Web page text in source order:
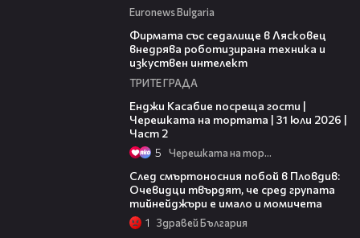
Euronews Bulgaria
Фирмата със седалище в Лясковец
внедрява роботизирана техника и
изкуствен интелект
ТРИТЕ ГРАДА
Енджи Касабие посреща гости |
Черешката на тортата | 31 юли 2026 |
Част 2
5 Черешката на тортата
След смъртоносния побой в Пловдив:
Очевидци твърдят, че сред групата
тийнейджъри е имало и момичета
1 Здравей България